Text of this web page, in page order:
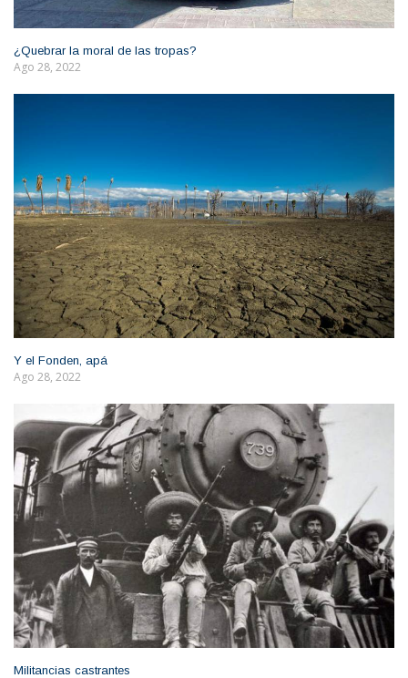
¿Quebrar la moral de las tropas?
Ago 28, 2022
Y el Fonden, apá
Ago 28, 2022
Militancias castrantes